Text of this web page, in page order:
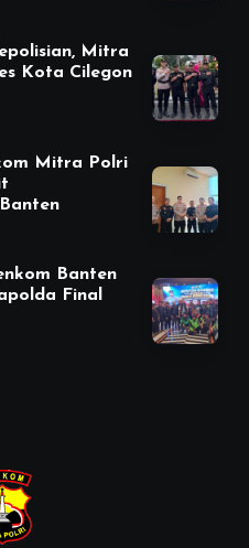
Mitra
Kota Cilegon
Mitra Polri
Banten
Final